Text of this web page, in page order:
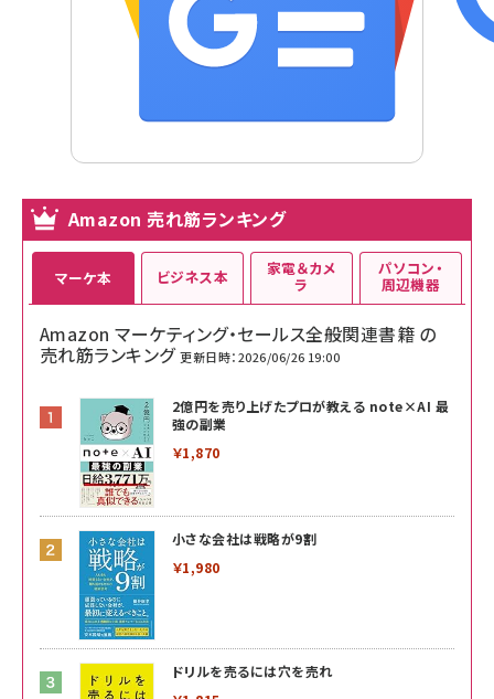
Amazon 売れ筋ランキング
マーケ本
Amazon マーケティング・セールス全般関連書籍 の
売れ筋ランキング 更新日時：2026/06/26 19:00
2億円を売り上げたプロが教える note×AI 最
強の副業
￥1,870
小さな会社は戦略が9割
￥1,980
ドリルを売るには穴を売れ
ビジネス本 家電＆カメ
ラ
パソコン・
周辺機器